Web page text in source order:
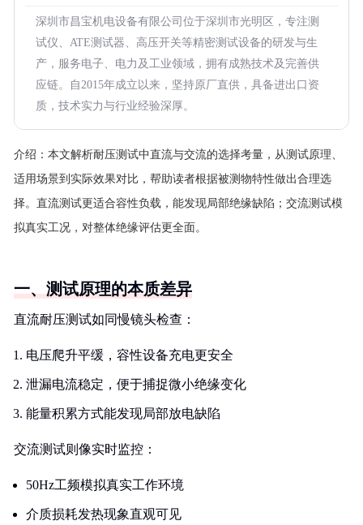
深圳市昌宝机电设备有限公司位于深圳市光明区，专注测
试仪、ATE测试器、高压开关等精密测试设备的研发与生
产，服务电子、电力及工业领域，拥有成熟技术及完善供
应链。自2015年成立以来，坚持原厂直供，具备进出口资
质，技术实力与行业经验深厚。
介绍： 本文解析耐压测试中直流与交流的选择考量，从测试原理、
适用场景到实际效果对比，帮助读者根据被测物特性做出合理选
择。直流测试更适合容性负载，能发现局部绝缘缺陷；交流测试模
拟真实工况，对整体绝缘评估更全面。
一、测试原理的本质差异
直流耐压测试如同慢镜头检查：
电压爬升平缓，容性设备充电更安全
泄漏电流稳定，便于捕捉微小绝缘变化
能量积累方式能发现局部放电缺陷
交流测试则像实时监控：
50Hz工频模拟真实工作环境
介质损耗发热现象直观可见